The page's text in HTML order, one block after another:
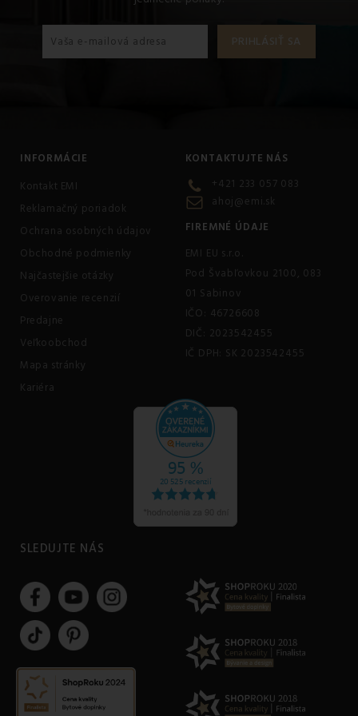
INFORMÁCIE
Kontakt EMI
Reklamačný poriadok
Ochrana osobných údajov
Obchodné podmienky
Najčastejšie otázky
Overovanie recenzií
Predajne
Veľkoobchod
Mapa stránky
Kariéra
KONTAKTUJTE NÁS
+421 233 057 083
ahoj@emi.sk
FIREMNÉ ÚDAJE
EMI EU s.r.o.
Pod Švabľovkou 2100, 083
01 Sabinov
IČO: 46726608
DIČ: 2023542455
IČ DPH: SK 2023542455
SLEDUJTE NÁS